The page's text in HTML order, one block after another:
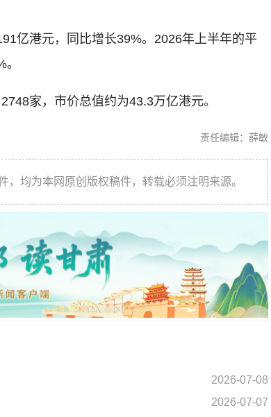
港元，同比增长39%。2026年上半年的平
家，市价总值约为43.3万亿港元。
责任编辑：薛敏
，均为本网原创版权稿件，转载必须注明来源。
2026-07-08
2026-07-07